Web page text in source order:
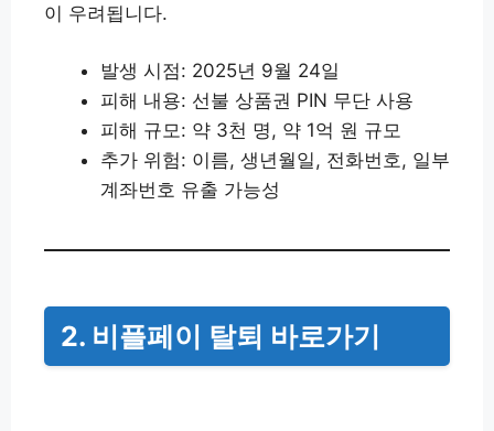
이 우려됩니다.
발생 시점: 2025년 9월 24일
피해 내용: 선불 상품권 PIN 무단 사용
피해 규모: 약 3천 명, 약 1억 원 규모
추가 위험: 이름, 생년월일, 전화번호, 일부
계좌번호 유출 가능성
2. 비플페이 탈퇴 바로가기